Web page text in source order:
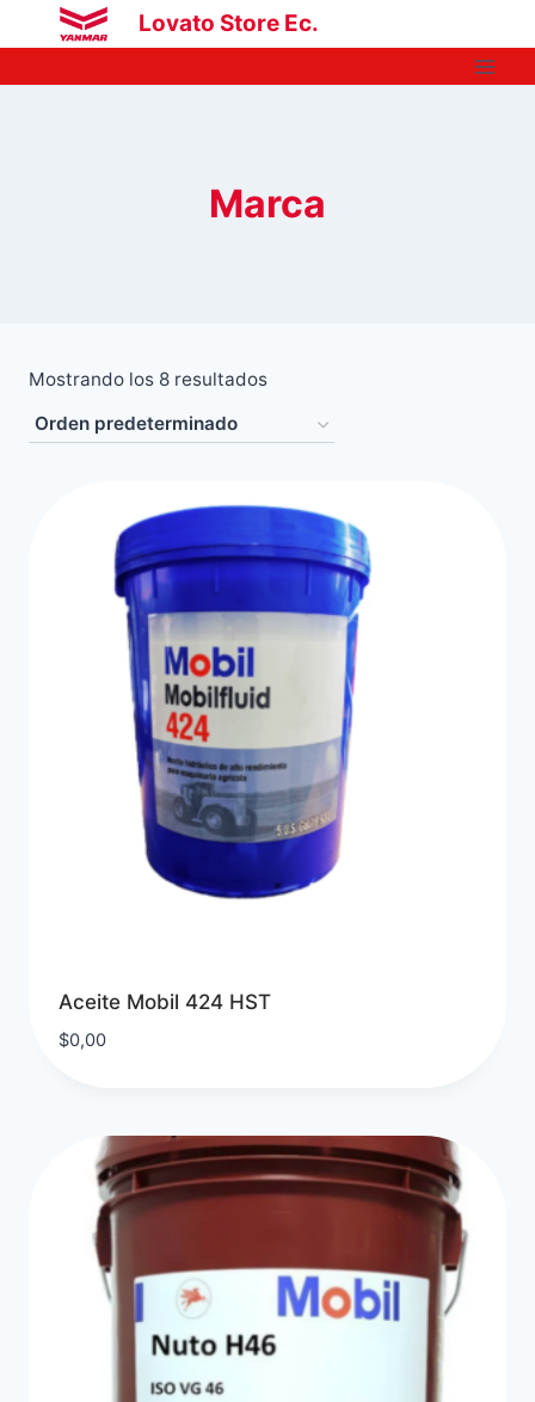
al
contenido
Lovato Store Ec.
Marca
Mostrando los 8 resultados
Aceite Mobil 424 HST
$0,00